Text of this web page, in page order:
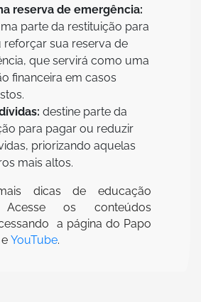
reserva de emergência:
parte da restituição para
reforçar sua reserva de
que servirá como uma
financeira em casos
destine parte da
para pagar ou reduzir
priorizando aquelas
mais altos.
dicas de educação
Acesse os conteúdos
a página do Papo
e YouTube.